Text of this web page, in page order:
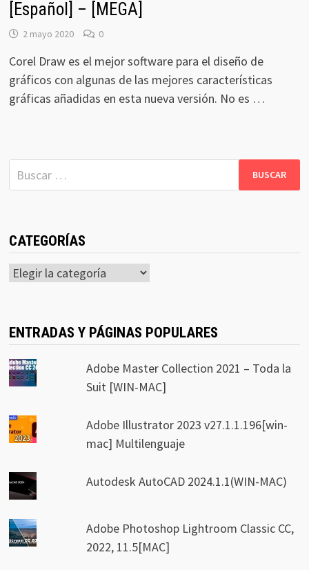
[Español] – [MEGA]
2 mayo 2020 0
Corel Draw es el mejor software para el diseño de
gráficos con algunas de las mejores características
gráficas añadidas en esta nueva versión. No es …
Buscar:
CATEGORÍAS
Categorías
ENTRADAS Y PÁGINAS POPULARES
Adobe Master Collection 2021 – Toda la
Suit [WIN-MAC]
Adobe Illustrator 2023 v27.1.1.196[win-
mac] Multilenguaje
Autodesk AutoCAD 2024.1.1(WIN-MAC)
Adobe Photoshop Lightroom Classic CC,
2022, 11.5[MAC]